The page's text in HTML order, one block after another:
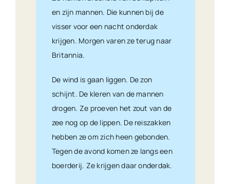
en zijn mannen. Die kunnen bij de
visser voor een nacht onderdak
krijgen. Morgen varen ze terug naar
Britannia.
De wind is gaan liggen. De zon
schijnt. De kleren van de mannen
drogen. Ze proeven het zout van de
zee nog op de lippen. De reiszakken
hebben ze om zich heen gebonden.
Tegen de avond komen ze langs een
boerderij. Ze krijgen daar onderdak.